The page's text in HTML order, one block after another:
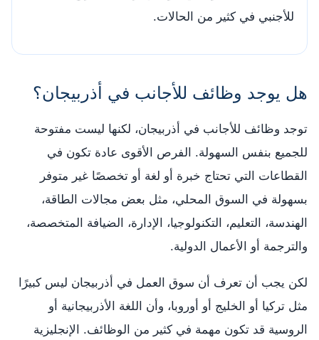
للأجنبي في كثير من الحالات.
هل يوجد وظائف للأجانب في أذربيجان؟
توجد وظائف للأجانب في أذربيجان، لكنها ليست مفتوحة
للجميع بنفس السهولة. الفرص الأقوى عادة تكون في
القطاعات التي تحتاج خبرة أو لغة أو تخصصًا غير متوفر
بسهولة في السوق المحلي، مثل بعض مجالات الطاقة،
الهندسة، التعليم، التكنولوجيا، الإدارة، الضيافة المتخصصة،
والترجمة أو الأعمال الدولية.
لكن يجب أن تعرف أن سوق العمل في أذربيجان ليس كبيرًا
مثل تركيا أو الخليج أو أوروبا، وأن اللغة الأذربيجانية أو
الروسية قد تكون مهمة في كثير من الوظائف. الإنجليزية